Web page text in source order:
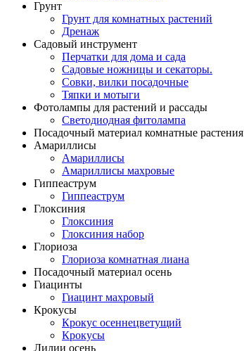
Грунт
Грунт для комнатных растений
Дренаж
Садовый инструмент
Перчатки для дома и сада
Садовые ножницы и секаторы.
Совки, вилки посадочные
Тяпки и мотыги
Фотолампы для растений и рассады
Светодиодная фитолампа
Посадочный материал комнатные растения
Амариллисы
Амариллисы
Амариллисы махровые
Гиппеаструм
Гиппеаструм
Глоксиния
Глоксиния
Глоксиния набор
Глориоза
Глориоза комнатная лиана
Посадочный материал осень
Гиацинты
Гиацинт махровый
Крокусы
Крокус осеннецветущий
Крокусы
Лилии осень